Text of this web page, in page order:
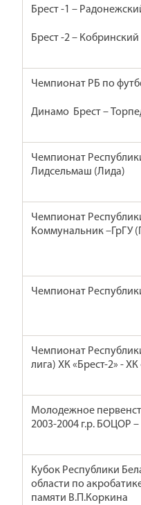
Брест -1 –
Брест -2 – Кобринский
Чемпионат РБ по
Динамо Брест –
Чемпионат
Лидсельмаш (Лида)
Чемпионат
Коммунальник –ГрГУ
Чемпионат
Чемпионат
лига) ХК «Брест-2» -
Молодежное
2003-2004 г.р. БОЦОР
Кубок Республики
области по
памяти В.П.Коркина